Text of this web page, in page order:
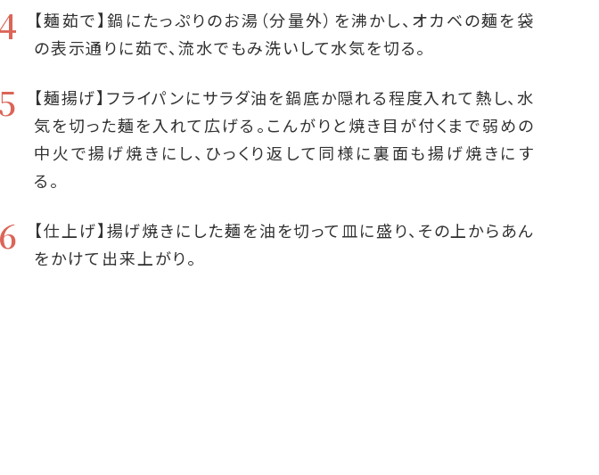
4
【麺茹で】鍋にたっぷりのお湯（分量外）を沸かし、オカベの麺を袋
の表示通りに茹で、流水でもみ洗いして水気を切る。
5
【麺揚げ】フライパンにサラダ油を鍋底か隠れる程度入れて熱し、水
気を切った麺を入れて広げる。こんがりと焼き目が付くまで弱めの
中火で揚げ焼きにし、ひっくり返して同様に裏面も揚げ焼きにす
る。
6
【仕上げ】揚げ焼きにした麺を油を切って皿に盛り、その上からあん
をかけて出来上がり。